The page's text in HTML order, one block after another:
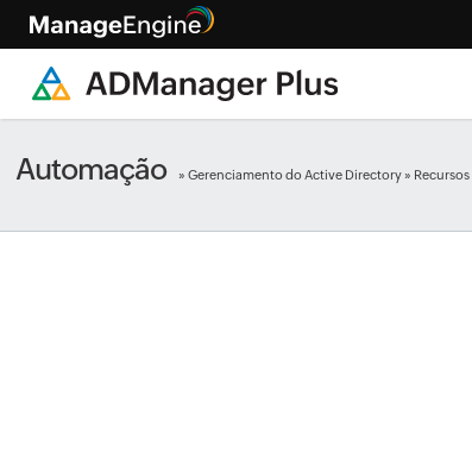
Automação »Gerenciamento do Active Directory » Recursos